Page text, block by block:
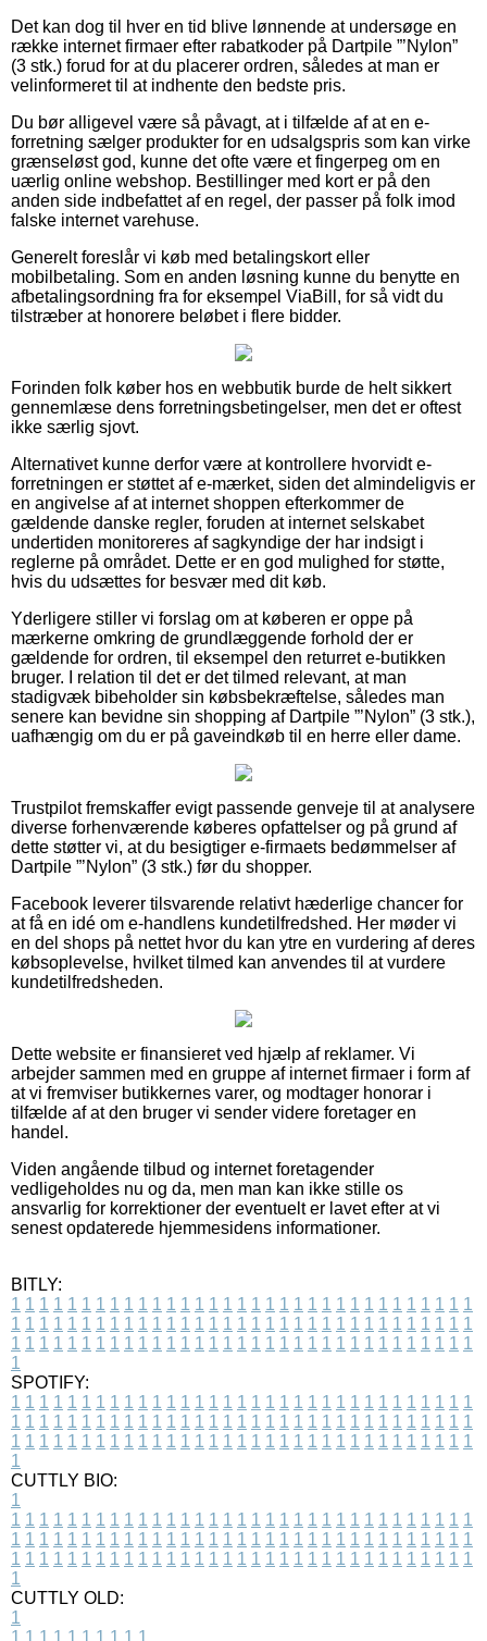
Det kan dog til hver en tid blive lønnende at undersøge en
række internet firmaer efter rabatkoder på Dartpile ”’Nylon”
(3 stk.) forud for at du placerer ordren, således at man er
velinformeret til at indhente den bedste pris.
Du bør alligevel være så påvagt, at i tilfælde af at en e-
forretning sælger produkter for en udsalgspris som kan virke
grænseløst god, kunne det ofte være et fingerpeg om en
uærlig online webshop. Bestillinger med kort er på den
anden side indbefattet af en regel, der passer på folk imod
falske internet varehuse.
Generelt foreslår vi køb med betalingskort eller
mobilbetaling. Som en anden løsning kunne du benytte en
afbetalingsordning fra for eksempel ViaBill, for så vidt du
tilstræber at honorere beløbet i flere bidder.
Forinden folk køber hos en webbutik burde de helt sikkert
gennemlæse dens forretningsbetingelser, men det er oftest
ikke særlig sjovt.
Alternativet kunne derfor være at kontrollere hvorvidt e-
forretningen er støttet af e-mærket, siden det almindeligvis er
en angivelse af at internet shoppen efterkommer de
gældende danske regler, foruden at internet selskabet
undertiden monitoreres af sagkyndige der har indsigt i
reglerne på området. Dette er en god mulighed for støtte,
hvis du udsættes for besvær med dit køb.
Yderligere stiller vi forslag om at køberen er oppe på
mærkerne omkring de grundlæggende forhold der er
gældende for ordren, til eksempel den returret e-butikken
bruger. I relation til det er det tilmed relevant, at man
stadigvæk bibeholder sin købsbekræftelse, således man
senere kan bevidne sin shopping af Dartpile ”’Nylon” (3 stk.),
uafhængig om du er på gaveindkøb til en herre eller dame.
Trustpilot fremskaffer evigt passende genveje til at analysere
diverse forhenværende køberes opfattelser og på grund af
dette støtter vi, at du besigtiger e-firmaets bedømmelser af
Dartpile ”’Nylon” (3 stk.) før du shopper.
Facebook leverer tilsvarende relativt hæderlige chancer for
at få en idé om e-handlens kundetilfredshed. Her møder vi
en del shops på nettet hvor du kan ytre en vurdering af deres
købsoplevelse, hvilket tilmed kan anvendes til at vurdere
kundetilfredsheden.
Dette website er finansieret ved hjælp af reklamer. Vi
arbejder sammen med en gruppe af internet firmaer i form af
at vi fremviser butikkernes varer, og modtager honorar i
tilfælde af at den bruger vi sender videre foretager en
handel.
Viden angående tilbud og internet foretagender
vedligeholdes nu og da, men man kan ikke stille os
ansvarlig for korrektioner der eventuelt er lavet efter at vi
senest opdaterede hjemmesidens informationer.
BITLY:
1 1 1 1 1 1 1 1 1 1 1 1 1 1 1 1 1 1 1 1 1 1 1 1 1 1 1 1 1 1 1 1 1
1 1 1 1 1 1 1 1 1 1 1 1 1 1 1 1 1 1 1 1 1 1 1 1 1 1 1 1 1 1 1 1 1
1 1 1 1 1 1 1 1 1 1 1 1 1 1 1 1 1 1 1 1 1 1 1 1 1 1 1 1 1 1 1 1 1
1
SPOTIFY:
1 1 1 1 1 1 1 1 1 1 1 1 1 1 1 1 1 1 1 1 1 1 1 1 1 1 1 1 1 1 1 1 1
1 1 1 1 1 1 1 1 1 1 1 1 1 1 1 1 1 1 1 1 1 1 1 1 1 1 1 1 1 1 1 1 1
1 1 1 1 1 1 1 1 1 1 1 1 1 1 1 1 1 1 1 1 1 1 1 1 1 1 1 1 1 1 1 1 1
1
CUTTLY BIO:
1
1 1 1 1 1 1 1 1 1 1 1 1 1 1 1 1 1 1 1 1 1 1 1 1 1 1 1 1 1 1 1 1 1
1 1 1 1 1 1 1 1 1 1 1 1 1 1 1 1 1 1 1 1 1 1 1 1 1 1 1 1 1 1 1 1 1
1 1 1 1 1 1 1 1 1 1 1 1 1 1 1 1 1 1 1 1 1 1 1 1 1 1 1 1 1 1 1 1 1
1
CUTTLY OLD:
1
1 1 1 1 1 1 1 1 1 1